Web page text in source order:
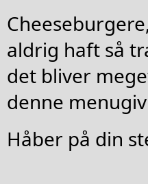
aldrig haft så
det bliver
denne
Håber på din